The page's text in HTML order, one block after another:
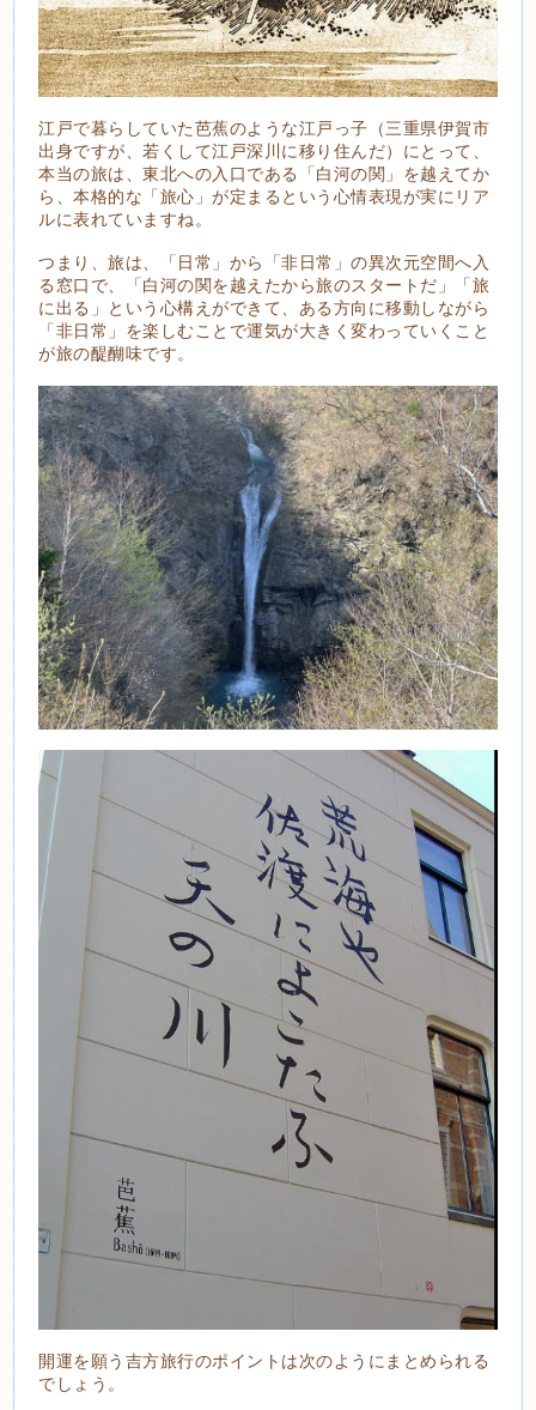
江戸で暮らしていた芭蕉のような江戸っ子（三重県伊賀市
出身ですが、若くして江戸深川に移り住んだ）にとって、
本当の旅は、東北への入口である「白河の関」を越えてか
ら、本格的な「旅心」が定まるという心情表現が実にリア
ルに表れていますね。
つまり、旅は、「日常」から「非日常」の異次元空間へ入
る窓口で、「白河の関を越えたから旅のスタートだ」「旅
に出る」という心構えができて、ある方向に移動しながら
「非日常」を楽しむことで運気が大きく変わっていくこと
が旅の醍醐味です。
開運を願う吉方旅行のポイントは次のようにまとめられる
でしょう。